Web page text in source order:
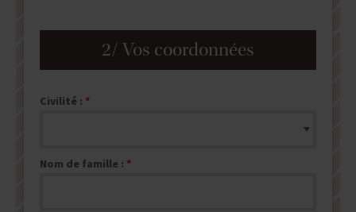
2/ Vos coordonnées
Civilité :
Nom de famille :